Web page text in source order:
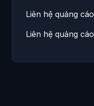
Liên hệ quảng cáo
Liên hệ quảng cáo